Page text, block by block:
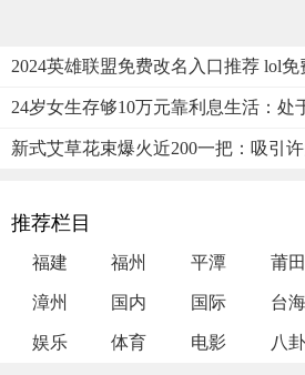
2024英雄联盟免费改名入口推荐 lol免
24岁女生存够10万元靠利息生活：处
新式艾草花束爆火近200一把：吸引
推荐栏目
福建 福州 平潭 莆田
漳州 国内 国际 台海
娱乐 体育 电影 八卦